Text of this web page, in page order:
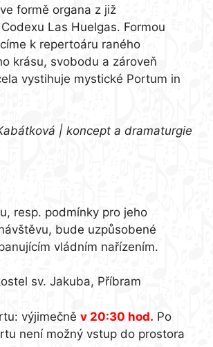
formě organa z již
Las Huelgas. Formou
k repertoáru raného
krásu, svobodu a zároveň
vystihuje mystické Portum in
| koncept a dramaturgie
resp. podmínky pro jeho
bude uzpůsobené
vládním nařízením.
sv. Jakuba, Příbram
výjimečně v 20:30 hod. Po
není možný vstup do prostora